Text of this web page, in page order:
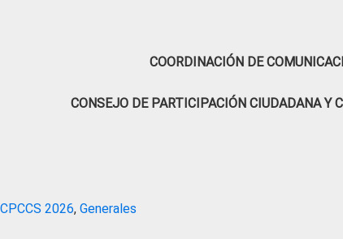
COORDINACIÓN DE
CONSEJO DE PARTICIPACIÓN CIUDADANA Y
CPCCS 2026, Generales